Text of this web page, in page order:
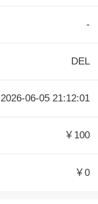
-
DEL
2026-06-05 21:12:01
￥100
￥0